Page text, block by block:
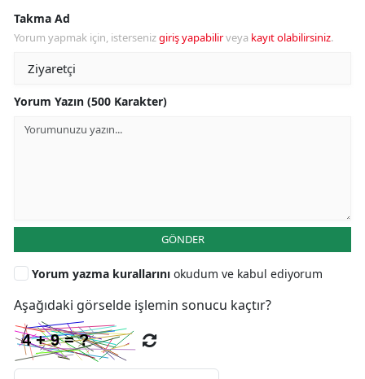
Takma Ad
Yorum yapmak için, istersenizgiriş yapabilirveya kayıt olabilirsiniz.
Yorum Yazın (500 Karakter)
GÖNDER
Yorum yazma kurallarını okudum ve kabul ediyorum
Aşağıdaki görselde işlemin sonucu kaçtır?